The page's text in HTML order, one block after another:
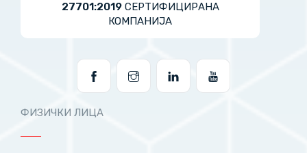
27701:2019СЕРТИФИЦИРАНА
КОМПАНИЈА
ФИЗИЧКИ ЛИЦА